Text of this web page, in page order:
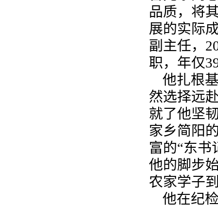
品质，将
展的实际
副主任，
职，年仅
他扎根
然选择远
就了他坚
家乡简阳
富的“东书
他的脚步
农家学子
他在纪